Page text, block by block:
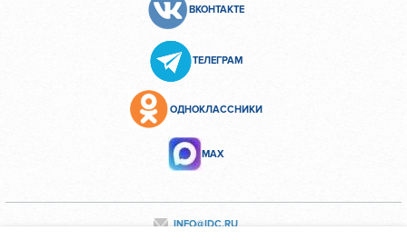
ВКОНТАКТЕ
ТЕЛЕГРАМ
ОДНОКЛАССНИКИ
МАХ
INFO@IDC.RU